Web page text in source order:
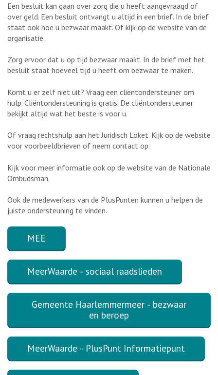
Een besluit kan gaan over zorg die u heeft aangevraagd of
over geld. Een besluit ontvangt u altijd in een brief. In de brief
staat ook hoe u bezwaar maakt. Of kijk op de website van de
organisatie.
Zorg ervoor dat u op tijd bezwaar maakt. In de brief met het
besluit staat hoeveel tijd u heeft om bezwaar te maken.
Komt u er zelf niet uit? Vraag een cliëntondersteuner om
hulp. Cliëntondersteuning is gratis. De cliëntondersteuner
bekijkt altijd wat het beste is voor u.
Of vraag rechtshulp aan het Juridisch Loket. Kijk op de website
voor voorbeeldbrieven of neem contact op.
Kijk voor meer informatie ook op de website van de Nationale
Ombudsman.
Ook de medewerkers van de PlusPunten kunnen u helpen de
juiste ondersteuning te vinden.
MEE
MeerWaarde - sociaal raadslieden
Gemeente Haarlemmermeer - bezwaar
en beroep
MeerWaarde - PlusPunt Informatiepunt